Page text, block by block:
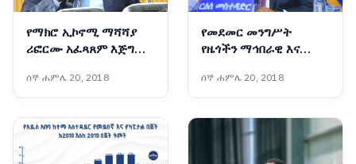
የማክሮ ኢኮኖሚ ማሻሻያ
ሪፎርሙ አፈጻጸም እጅግ
ሚኒስትር አህመድ ሺዴ
ሰኞ ሐምሌ 20, 2018
የመደመር መንግሥት
የዜጎችን ማኅበራዊ እና
ያረጋገጡ ዘርፈ ብዙ የልማት
ተግባራትን አከናውኗል - ርዕሰ
መስተዳድር ኢንጂነር ነጋሽ
ዋጌሾ (ዶ/ር)
ሰኞ ሐምሌ 20, 2018